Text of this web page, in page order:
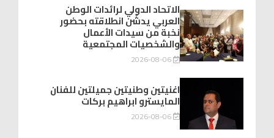
الاتحاد الدولي لرائدات الوطن
العربي يدشّن انطلاقته بحضور
نخبة من سيدات الأعمال
والشخصيات المجتمعية
2026-08-06
اغنيتين وطنيتين جميلتين للفنان
المايسترو ابراهيم بركات
2026-08-06